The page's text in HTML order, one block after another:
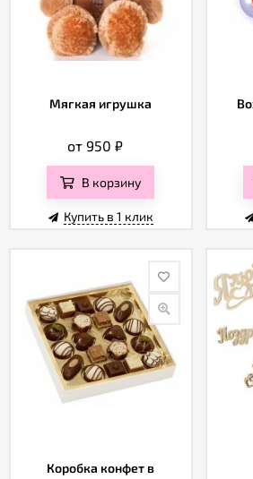
Мягкая игрушка
от 950₽
В корзину
Купить в 1 клик
Коробка конфет в